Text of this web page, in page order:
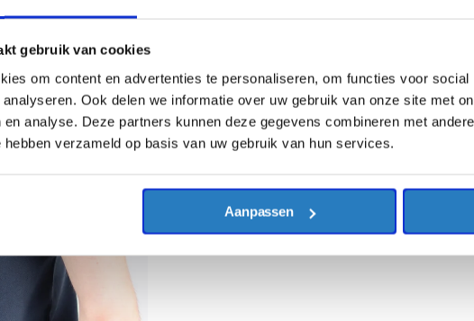
gebruik van cookies
om content en advertenties te personaliseren, om functies voor
Ook delen we informatie over uw gebruik van onze site met
en analyse. Deze partners kunnen deze gegevens combineren met
verzameld op basis van uw gebruik van hun services.
Aanpassen